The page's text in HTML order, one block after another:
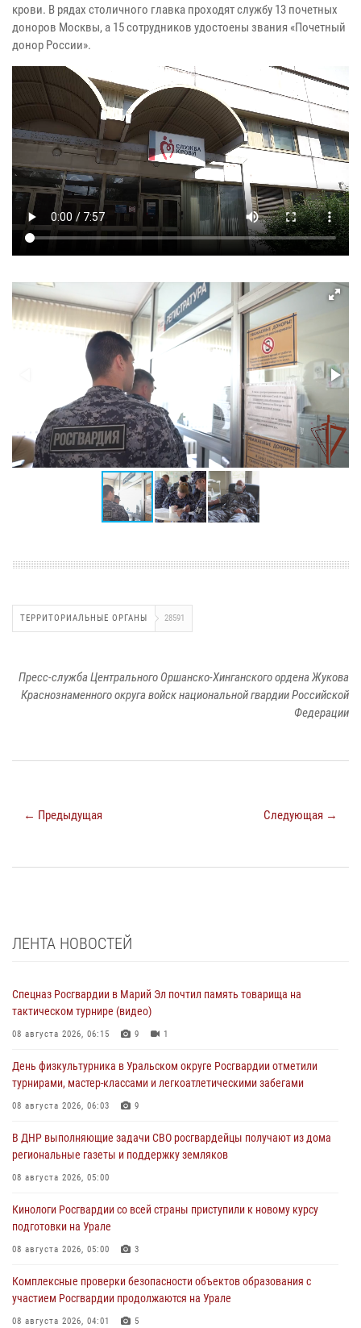
крови. В рядах столичного главка проходят службу 13 почетных
доноров Москвы, а 15 сотрудников удостоены звания «Почетный
донор России».
ТЕРРИТОРИАЛЬНЫЕ ОРГАНЫ 28591
Пресс-служба Центрального Оршанско-Хинганского ордена Жукова
Краснознаменного округа войск национальной гвардии Российской
Федерации
← Предыдущая Следующая →
ЛЕНТА НОВОСТЕЙ
Спецназ Росгвардии в Марий Эл почтил память товарища на
тактическом турнире (видео)
08 августа 2026, 06:15 9 1
День физкультурника в Уральском округе Росгвардии отметили
турнирами, мастер-классами и легкоатлетическими забегами
08 августа 2026, 06:03 9
В ДНР выполняющие задачи СВО росгвардейцы получают из дома
региональные газеты и поддержку земляков
08 августа 2026, 05:00
Кинологи Росгвардии со всей страны приступили к новому курсу
подготовки на Урале
08 августа 2026, 05:00 3
Комплексные проверки безопасности объектов образования с
участием Росгвардии продолжаются на Урале
08 августа 2026, 04:01 5